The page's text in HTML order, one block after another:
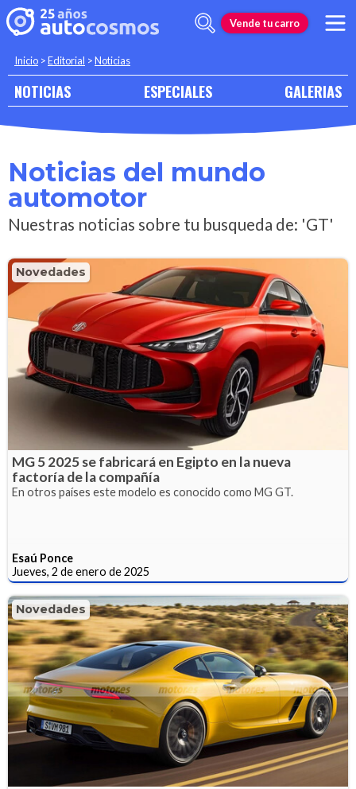
Vende tu carro
Inicio >Editorial >Noticias
NOTICIAS ESPECIALES GALERIAS
Noticias del mundo
automotor
Nuestras noticias sobre tu busqueda de: 'GT'
Novedades
MG 5 2025 se fabricará en Egipto en la nueva
factoría de la compañía
En otros países este modelo es conocido como MG GT.
Esaú Ponce
Jueves, 2 de enero de 2025
Novedades